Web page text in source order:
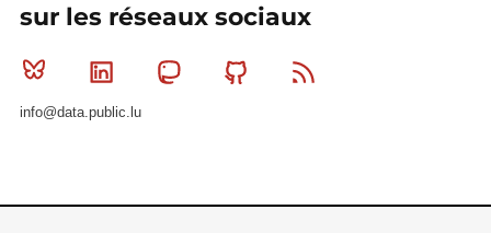
sur les réseaux sociaux
Bluesky Linkedin MastodonGithub
info@data.public.lu